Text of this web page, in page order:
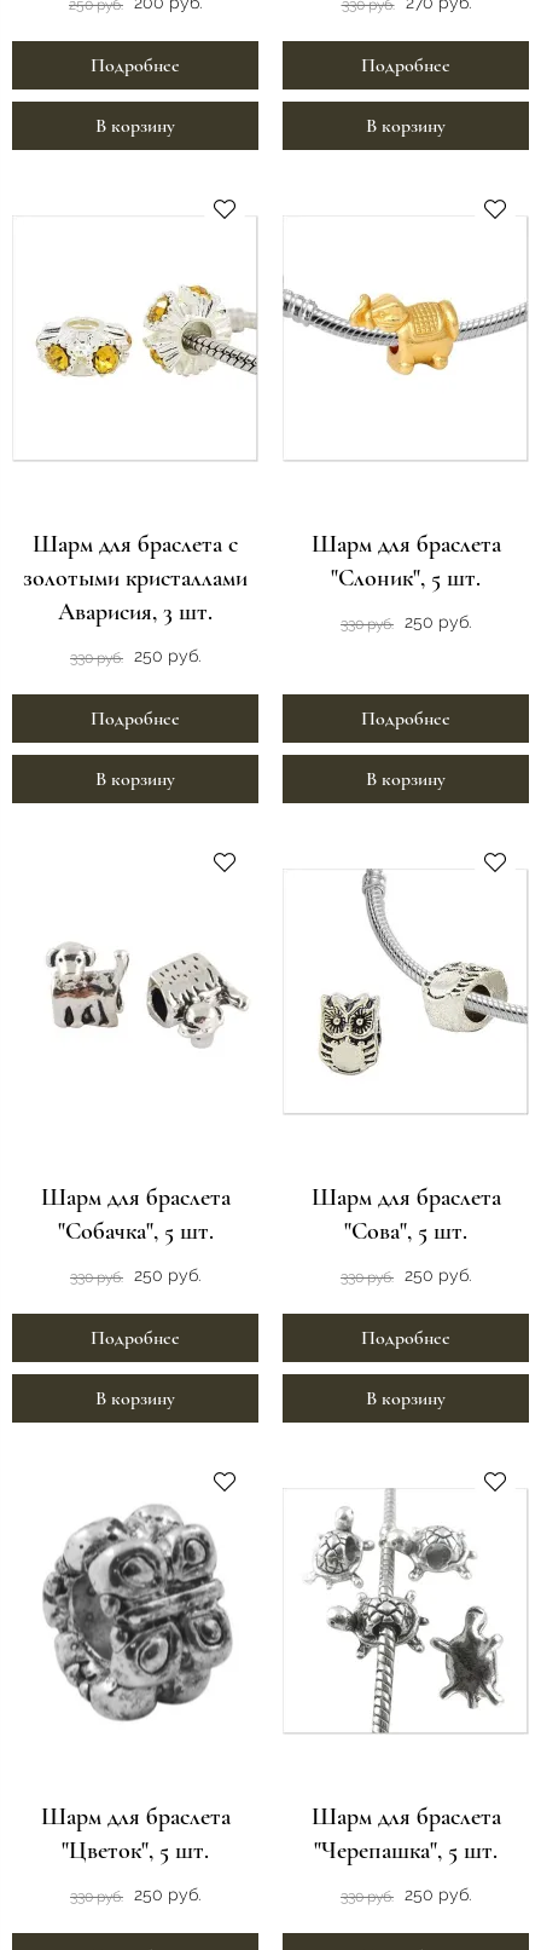
250 руб.
Подробнее
В корзину
330 руб.
Подробнее
В корзину
Шарм для браслета с
золотыми кристаллами
Аварисия, 3 шт.
330 руб. 250 руб.
Подробнее
В корзину
Шарм для браслета
"Слоник", 5 шт.
330 руб. 250 руб.
Подробнее
В корзину
Шарм для браслета
"Собачка", 5 шт.
330 руб. 250 руб.
Подробнее
В корзину
Шарм для браслета
"Сова", 5 шт.
330 руб. 250 руб.
Подробнее
В корзину
Шарм для браслета
"Цветок", 5 шт.
330 руб. 250 руб.
Шарм для браслета
"Черепашка", 5 шт.
330 руб. 250 руб.